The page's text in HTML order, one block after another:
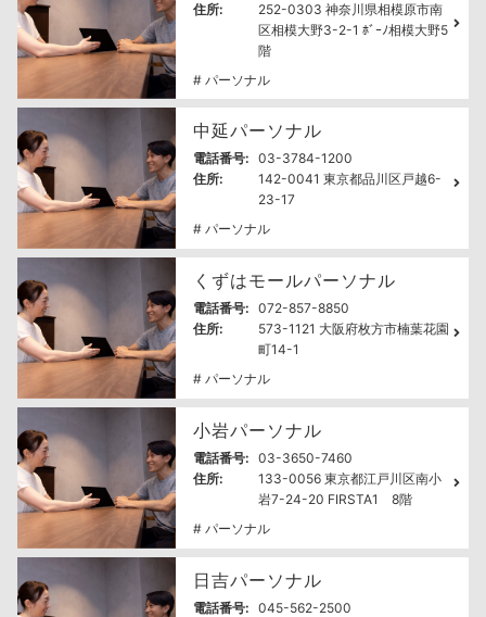
住所:
252-0303 神奈川県相模原市南
区相模大野3-2-1 ﾎﾞｰﾉ相模大野5
階
# パーソナル
中延パーソナル
電話番号: 03-3784-1200
住所:
142-0041 東京都品川区戸越6-
23-17
# パーソナル
くずはモールパーソナル
電話番号: 072-857-8850
住所:
573-1121 大阪府枚方市楠葉花園
町14-1
# パーソナル
小岩パーソナル
電話番号: 03-3650-7460
住所:
133-0056 東京都江戸川区南小
岩7-24-20 FIRSTA1 8階
# パーソナル
日吉パーソナル
電話番号: 045-562-2500